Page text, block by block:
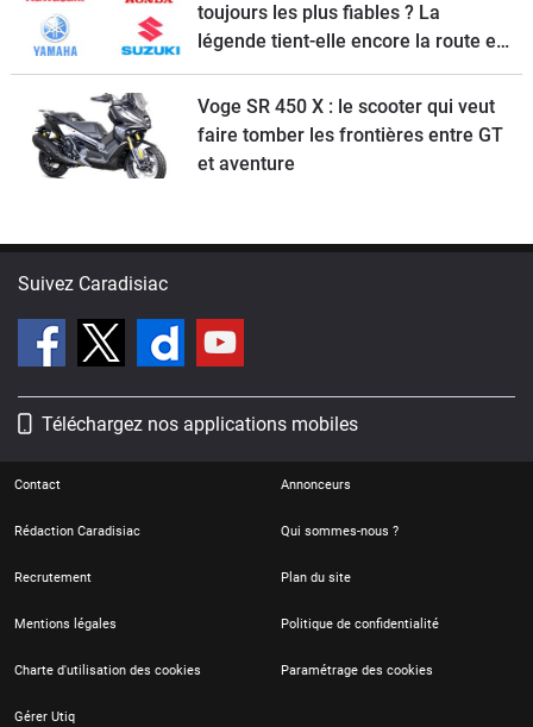
toujours les plus fiables ? La
légende tient-elle encore la route en
2026 ?
Voge SR 450 X : le scooter qui veut
faire tomber les frontières entre GT
et aventure
Suivez Caradisiac
Téléchargez nos applications mobiles
Contact Annonceurs
Rédaction Caradisiac Qui sommes-nous ?
Recrutement Plan du site
Mentions légales Politique de confidentialité
Charte d'utilisation des cookies Paramétrage des cookies
Gérer Utiq